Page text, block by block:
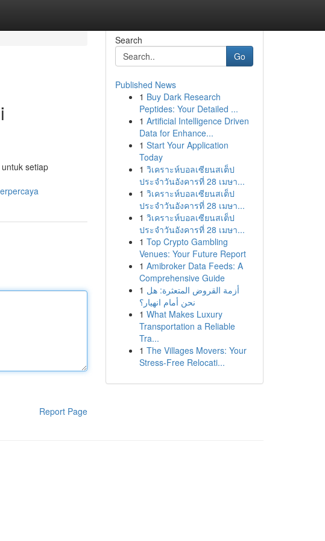
setiap
Report Page
Search
Go
Published News
1 Buy Dark Research
Peptides: Your Detailed ...
1 Artificial Intelligence Driven
Data for Enhance...
1 Start Your Application
Today
1 วิเคราะห์บอลเซียนสเต็ป
ประจำวันอังคารที่ 28 เมษา...
1 วิเคราะห์บอลเซียนสเต็ป
ประจำวันอังคารที่ 28 เมษา...
1 วิเคราะห์บอลเซียนสเต็ป
ประจำวันอังคารที่ 28 เมษา...
1 Top Crypto Gambling
Venues: Your Future Report
1 Amibroker Data Feeds: A
Comprehensive Guide
1 أزمة القروض المتعثرة: هل
نحن أمام انهيار؟
1 What Makes Luxury
Transportation a Reliable
Tra...
1 The Villages Movers: Your
Stress-Free Relocati...